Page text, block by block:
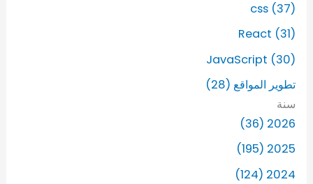
css (37)
React (31)
JavaScript (30)
تطوير المواقع (28)
سنة
2026 (36)
2025 (195)
2024 (124)